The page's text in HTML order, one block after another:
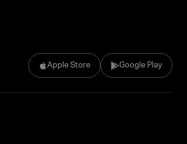
Apple Store Google Play